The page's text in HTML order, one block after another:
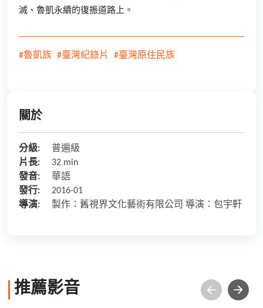
滅、魯凱永續的復振道路上。
#魯凱族 #臺灣紀錄片 #臺灣原住民族
關於
分級:
普遍級
片長:
32 min
發音:
華語
發行:
2016-01
導演:
製作：舊視界文化藝術有限公司 導演：包宇軒
推薦影音